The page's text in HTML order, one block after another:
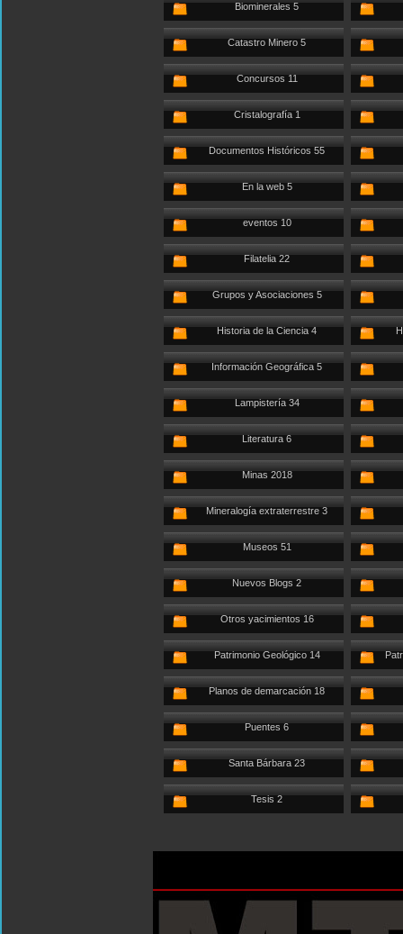
Biominerales 5
Catastro Minero 5
Concursos 11
Cristalografía 1
Documentos Históricos 55
En la web 5
eventos 10
Filatelia 22
Grupos y Asociaciones 5
Historia de la Ciencia 4
Información Geográfica 5
Lampistería 34
Literatura 6
Minas 2018
Mineralogía extraterrestre 3
Museos 51
Nuevos Blogs 2
Otros yacimientos 16
Patrimonio Geológico 14
Planos de demarcación 18
Puentes 6
Santa Bárbara 23
Tesis 2